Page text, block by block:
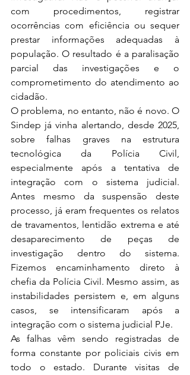
com procedimentos, registrar
ocorrências com eficiência ou sequer
prestar informações adequadas à
população. O resultado é a paralisação
parcial das investigações e o
comprometimento do atendimento ao
cidadão.
O problema, no entanto, não é novo. O
Sindep já vinha alertando, desde 2025,
sobre falhas graves na estrutura
tecnológica da Polícia Civil,
especialmente após a tentativa de
integração com o sistema judicial.
Antes mesmo da suspensão deste
processo, já eram frequentes os relatos
de travamentos, lentidão extrema e até
desaparecimento de peças de
investigação dentro do sistema.
Fizemos encaminhamento direto à
chefia da Polícia Civil. Mesmo assim, as
instabilidades persistem e, em alguns
casos, se intensificaram após a
integração com o sistema judicial PJe.
As falhas vêm sendo registradas de
forma constante por policiais civis em
todo o estado. Durante visitas de